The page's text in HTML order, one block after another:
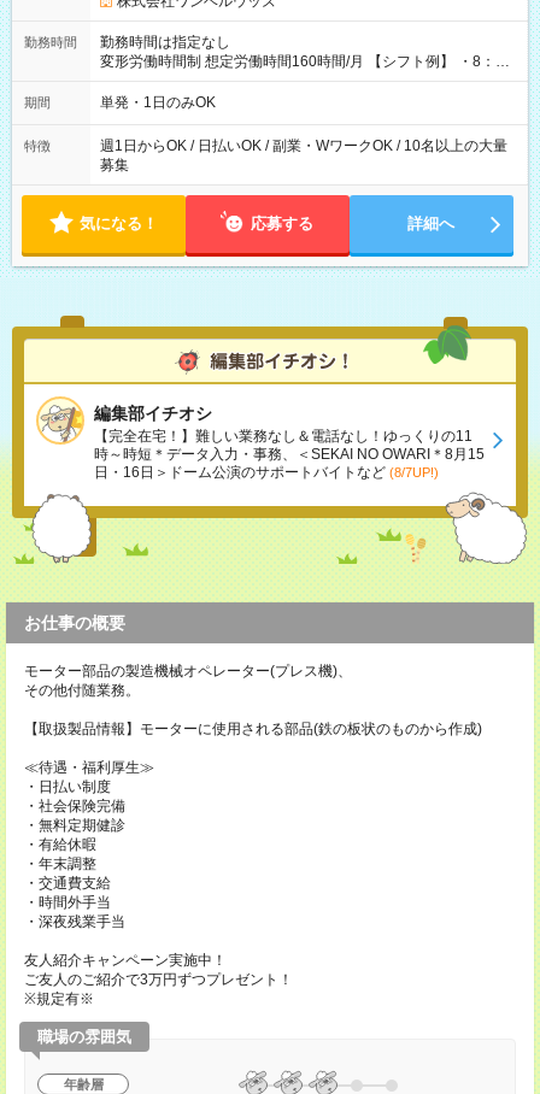
勤務時間
勤務時間は指定なし
変形労働時間制 想定労働時間160時間/月 【シフト例】 ・8：00
～21：00
期間 単発・1日のみOK
特徴
週1日からOK / 日払いOK / 副業・WワークOK / 10名以上の大量
募集
気になる！ 応募する 詳細へ
編集部イチオシ
【完全在宅！】難しい業務なし＆電話なし！ゆっくりの11
時～時短＊データ入力・事務、＜SEKAI NO OWARI＊8月15
日・16日＞ドーム公演のサポートバイトなど (8/7UP!)
お仕事の概要
モーター部品の製造機械オペレーター(プレス機)、
その他付随業務。
【取扱製品情報】モーターに使用される部品(鉄の板状のものから作成)
≪待遇・福利厚生≫
・日払い制度
・社会保険完備
・無料定期健診
・有給休暇
・年末調整
・交通費支給
・時間外手当
・深夜残業手当
友人紹介キャンペーン実施中！
ご友人のご紹介で3万円ずつプレゼント！
※規定有※
職場の雰囲気
年齢層